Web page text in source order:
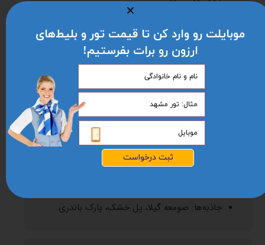
✅ متسختا (Mtskheta)
شهر تاریخی و یکی از میراث جهانی یونسکو.
جاذبه‌ها: کلیسای جامع سوتیتسخوولی، صومعه
جواخی، صومعه سامتاوری.
فرهنگ: بازدید از بازارهای محلی و صنایع دستی
سنتی.
✅ کوتائیسی (Kutaisi)
جاذبه‌ها: صومعه گیلا، پل خشک، پارک باندری.
ثبت درخواست
موبایلت رو وارد کن تا قیمت تور و بلیط‌های
ارزون رو برات بفرستیم!